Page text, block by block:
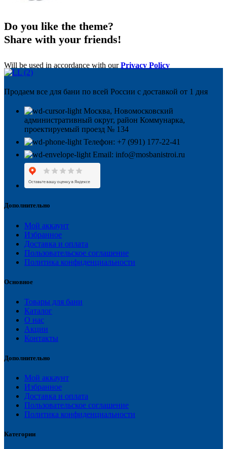
Do you like the theme?
Share with your friends!
Will be used in accordance with ourPrivacy Policy
Продаем все для бани по всей России с доставкой от 1 дня
Москва, Новомосковский
административный округ, район Коммунарка,
проектируемый проезд № 134
Телефон: +7 (991) 177-22-41
Email: info@mosbanistroi.ru
Дополнительно
Мой аккаунт
Избранное
Доставка и оплата
Пользовательское соглашение
Политика конфиденциальности
Основное
Товары для бани
Каталог
О нас
Акции
Контакты
Дополнительно
Мой аккаунт
Избранное
Доставка и оплата
Пользовательское соглашение
Политика конфиденциальности
Категории